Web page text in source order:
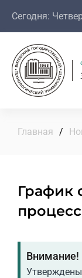
Сегодня:
Главная /
График
Внимание!